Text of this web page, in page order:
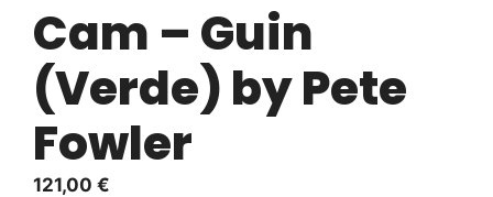
Cam – Guin
(Verde) by Pete
Fowler
121,00 €